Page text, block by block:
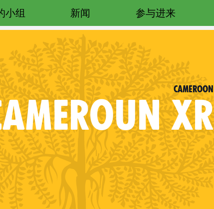
参与进来
新闻
小组
Cameroon
XR